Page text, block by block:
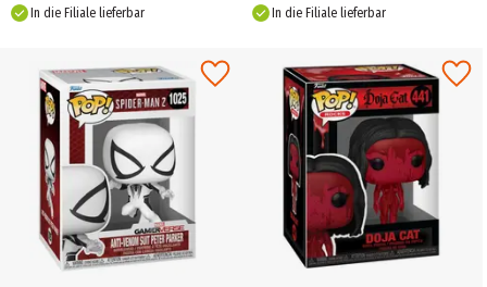
In die Filiale lieferbar
In die Filiale lieferbar